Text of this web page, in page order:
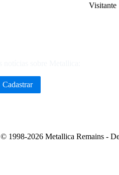
Visitante
© 1998-2026 Metallica Remains -